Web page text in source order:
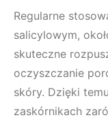
Regularne
salicylowym,
skuteczne
oczyszczanie
skóry. Dzięki
zaskórnikach